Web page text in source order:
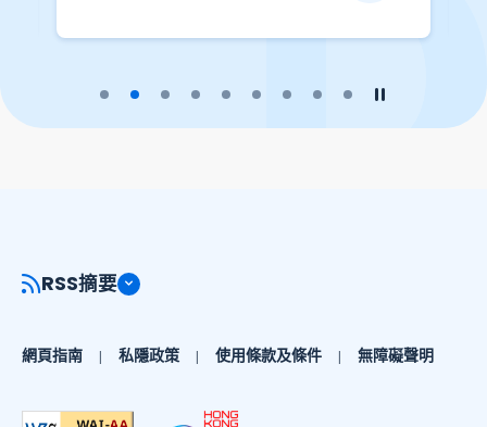
RSS摘要
網頁指南 私隱政策 使用條款及條件 無障礙聲明